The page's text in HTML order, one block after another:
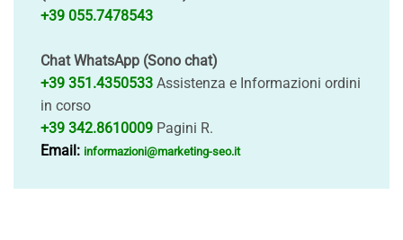
+39 055.7478543
Chat WhatsApp (Sono chat)
+39 351.4350533 Assistenza e Informazioni ordini
in corso
+39 342.8610009 Pagini R.
Email: informazioni@marketing-seo.it